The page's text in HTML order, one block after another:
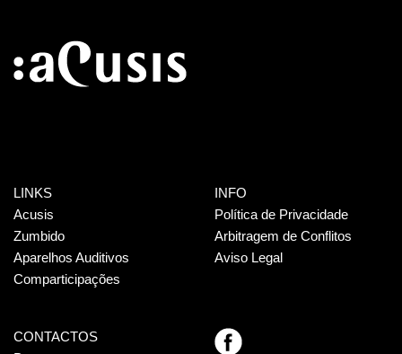
LINKS
Acusis
Zumbido
Aparelhos Auditivos
Comparticipações
INFO
Política de Privacidade
Arbitragem de Conflitos
Aviso Legal
CONTACTOS